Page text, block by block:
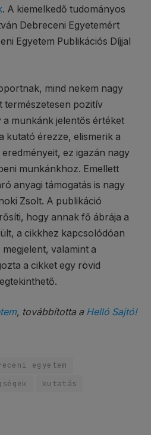
. A kiemelkedő tudományos
Debreceni Egyetemért
Egyetem Publikációs Díjjal
mind nekem nagy
természetesen pozitív
munkánk jelentős értéket
kutató érezze, elismerik a
ez igazán nagy
munkánkhoz. Emellett
anyagi támogatás is nagy
Zsolt. A publikáció
hogy annak fő ábrája a
a cikkhez kapcsolódóan
valamint a
a cikket egy rövid
, továbbította a Helló Sajtó!
egyetem
kutatás